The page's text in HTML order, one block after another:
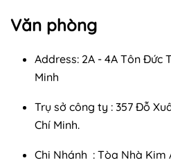
Văn phòng
Address: 2A - 4A Tôn Đức
Minh
Trụ sở công ty : 357 Đỗ
Chí Minh.
Chi Nhánh : Tòa Nhà Kim